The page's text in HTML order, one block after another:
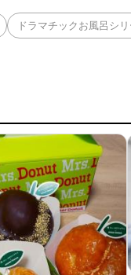
ドラマチックお風呂シ